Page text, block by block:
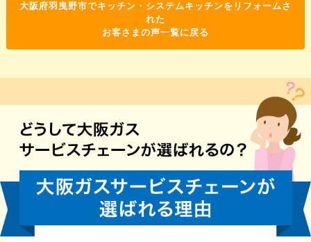
大阪府羽曳野市でキッチン・システムキッチンをリフォームさ
れた
お客さまの声一覧に戻る